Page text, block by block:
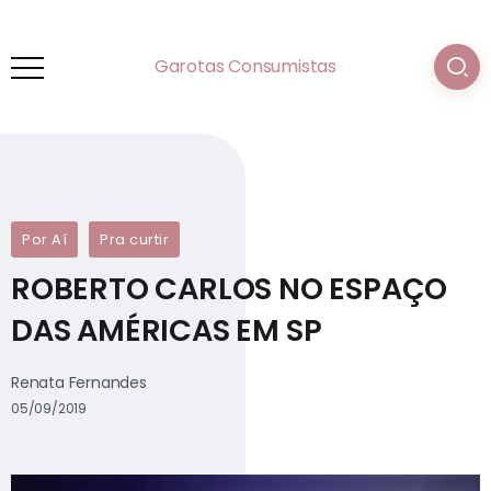
Garotas Consumistas
Por Aí Pra curtir
ROBERTO CARLOS NO ESPAÇO
DAS AMÉRICAS EM SP
Renata Fernandes
05/09/2019